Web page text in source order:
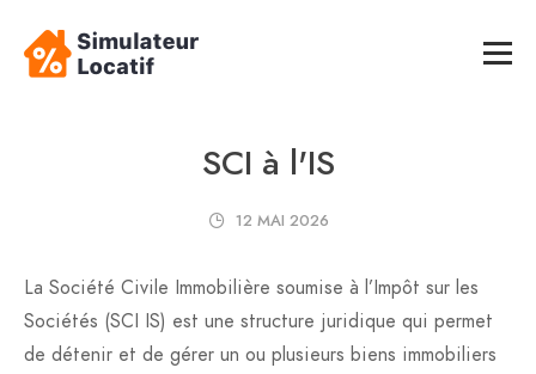
SCI à l'IS
12 MAI 2026
La Société Civile Immobilière soumise à l’Impôt sur les
Sociétés (SCI IS) est une structure juridique qui permet
de détenir et de gérer un ou plusieurs biens immobiliers